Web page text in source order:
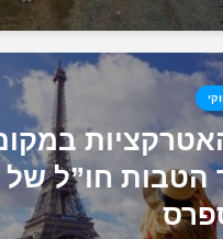
הטבות חו”ל של